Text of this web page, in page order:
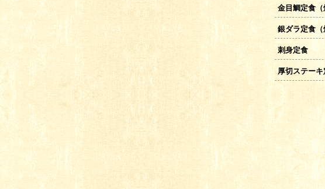
金目鯛定食（
銀ダラ定食（
刺身定食
厚切ステーキ